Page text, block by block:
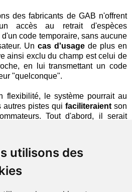
utilisons des
des fabricants de GAB n'offrent
accès au retrait d'espèces
code temporaire, sans aucune
Un cas d'usage de plus en
ainsi exclu du champ est celui de
en lui transmettant un code
"quelconque".
flexibilité, le système pourrait au
autres pistes qui faciliteraient son
Tout d'abord, il serait
du QR code soit optionnelle et
automatiquement le
par géolocalisation (ce qui
un facteur de sécurisation
même une intégration avec le
elle encore simplifier la